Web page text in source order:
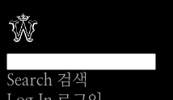
Search 검색